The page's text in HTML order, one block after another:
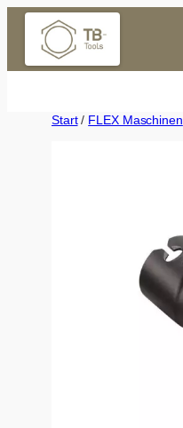
Zum
springen
Start/ FLEX Maschinen